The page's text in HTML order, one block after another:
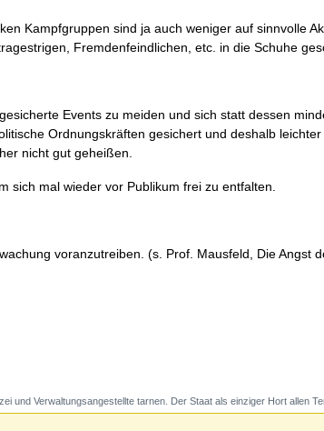
Kampfgruppen sind ja auch weniger auf sinnvolle
Fremdenfeindlichen, etc. in die Schuhe
Events zu meiden und sich statt dessen
Ordnungskräften gesichert und deshalb leichter
nicht gut geheißen.
sich mal wieder vor Publikum frei zu entfalten.
voranzutreiben. (s. Prof. Mausfeld, Die Angst
und Verwaltungsangestellte tarnen. Der Staat als einziger Hort allen